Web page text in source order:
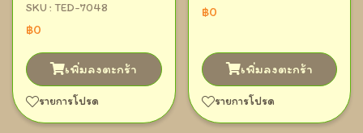
SKU : TED-7048
฿0
เพิ่มลงตะกร้า
รายการโปรด
฿0
เพิ่มลงตะกร้า
รายการโปรด